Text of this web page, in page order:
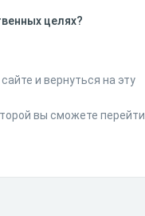
целях?
и вернуться на эту
вы сможете перейти